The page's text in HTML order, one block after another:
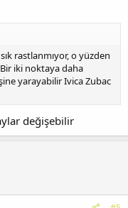
rastlanmıyor, o yüzden
iki noktaya daha
yarayabilir Ivica Zubac
değişebilir